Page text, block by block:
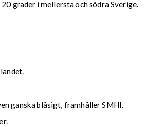
grader i mellersta och södra Sverige.
ganska blåsigt, framhåller SMHI.